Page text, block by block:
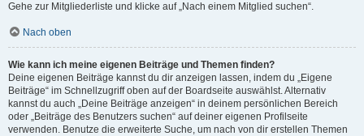
Gehe zur Mitgliederliste und klicke auf „Nach einem Mitglied suchen“.
Nach oben
Wie kann ich meine eigenen Beiträge und Themen finden?
Deine eigenen Beiträge kannst du dir anzeigen lassen, indem du „Eigene
Beiträge“ im Schnellzugriff oben auf der Boardseite auswählst. Alternativ
kannst du auch „Deine Beiträge anzeigen“ in deinem persönlichen Bereich
oder „Beiträge des Benutzers suchen“ auf deiner eigenen Profilseite
verwenden. Benutze die erweiterte Suche, um nach von dir erstellen Themen